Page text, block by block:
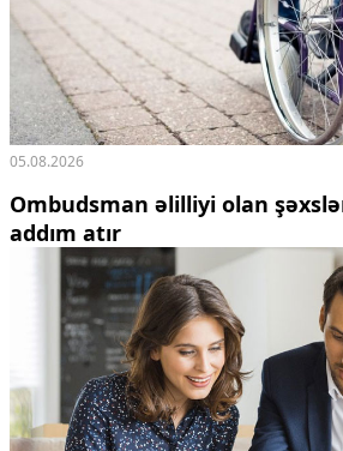
05.08.2026
Ombudsman əlilliyi olan
addım atır